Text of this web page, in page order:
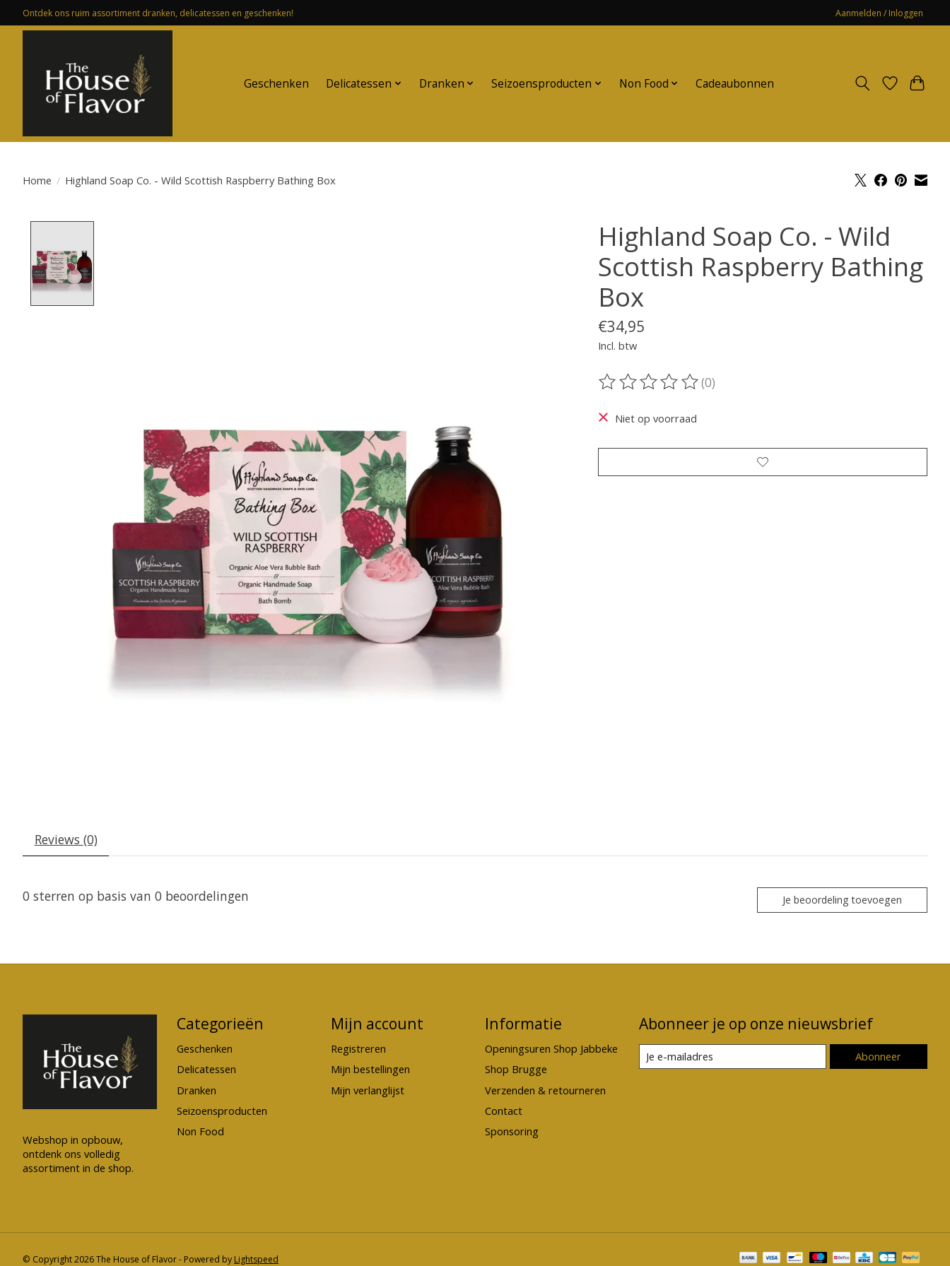
Ontdek ons ruim assortiment dranken, delicatessen en geschenken! Aanmelden / Inloggen
Geschenken Delicatessen Dranken Seizoensproducten Non Food Cadeaubonnen
Home / Highland Soap Co. - Wild Scottish Raspberry Bathing Box
Highland Soap Co. - Wild
Scottish Raspberry Bathing
Box
€34,95
Incl. btw
De beoordeling van dit product is
(0)
Niet op voorraad
Reviews (0)
0 sterren op basis van 0 beoordelingen Je beoordeling toevoegen
Webshop in opbouw,
ontdenk ons volledig
assortiment in de shop.
Categorieën
Geschenken
Delicatessen
Dranken
Seizoensproducten
Non Food
Mijn account
Registreren
Mijn bestellingen
Mijn verlanglijst
Informatie
Openingsuren Shop Jabbeke
Shop Brugge
Verzenden & retourneren
Contact
Sponsoring
Abonneer je op onze nieuwsbrief
Abonneer
© Copyright 2026 The House of Flavor - Powered by Lightspeed